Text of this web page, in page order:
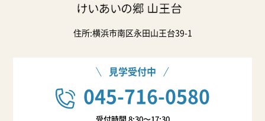
住所:横浜市南区永田山王台39-1
見学受付中
045-716-0580